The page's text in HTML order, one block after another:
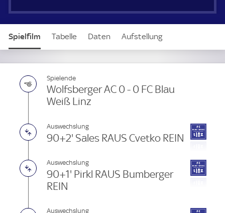
Spielfilm Tabelle Daten Aufstellung
Live
Spielende
Wolfsberger AC 0 - 0 FC Blau
Weiß Linz
Auswechslung
90+2' Sales RAUS Cvetko REIN
Auswechslung
90+1' Pirkl RAUS Bumberger
REIN
Auswechslung